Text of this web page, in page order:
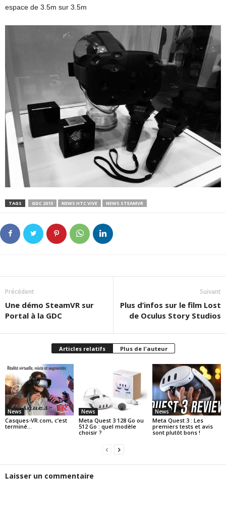
espace de 3.5m sur 3.5m
TAGS GDC 2015 NEWS HTC VIVE NEWS STEAMVR
Précédent
Une démo SteamVR sur
Portal à la GDC
Suivant
Plus d’infos sur le film Lost
de Oculus Story Studios
Articles relatifs Plus de l'auteur
News
Casques-VR.com, c’est
terminé…
News
Meta Quest 3 128 Go ou
512 Go : quel modèle
choisir ?
News
Meta Quest 3 : Les
premiers tests et avis
sont plutôt bons !
Laisser un commentaire